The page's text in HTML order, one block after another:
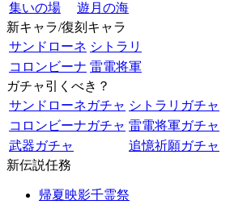
集いの場
遊月の海
新キャラ/復刻キャラ
サンドローネ シトラリ
コロンビーナ 雷電将軍
ガチャ引くべき？
サンドローネガチャ シトラリガチャ
コロンビーナガチャ 雷電将軍ガチャ
武器ガチャ
追憶祈願ガチャ
新伝説任務
帰夏映影千霊祭